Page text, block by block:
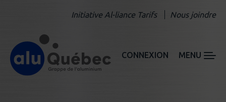
Initiative Al-liance Tarifs Nous joindre
CONNEXION MENU